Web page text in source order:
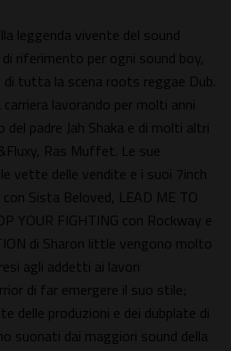
leggenda vivente del sound
riferimento per ogni sound boy,
tutta la scena roots reggae Dub.
lavorando per molti anni
padre Jah Shaka e di molti altri
Ras Muffet. Le sue
vette delle vendite e i suoi 7inch
Sista Beloved, LEAD ME TO
YOUR FIGHTING con Rockway e
di Sharon little vengono molto
agli addetti ai lavori
di far emergere il suo stile;
delle produzioni e dei dubplate di
suonati dai maggiori sound della